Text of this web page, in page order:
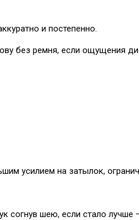
и постепенно.
без ремня, если ощущения
усилием на затылок,
согнув шею, если стало лучше